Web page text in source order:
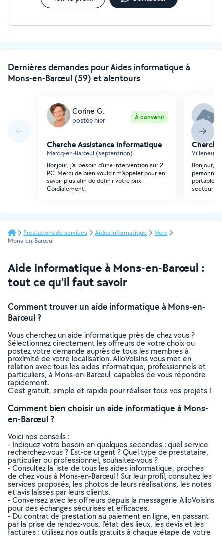
Dernières demandes pour Aides informatique à
Mons-en-Barœul (59) et alentours
Corine G.
postée hier À convenir
Cherche Assistance informatique
Marcq-en-Barœul (septentrion)
Bonjour, j'ai besoin d'une intervention sur 2
PC. Merci de bien vouloir m'appeler pour en
savoir plus afin de définir votre prix.
Cordialement.
Bonjour,
personne
portable
secteur
Prestations de services Aides informatique
Nord
Mons-en-Barœul
Aide informatique à Mons-en-Barœul :
tout ce qu’il faut savoir
Comment trouver un aide informatique à Mons-en-
Barœul ?
Vous cherchez un aide informatique près de chez vous ?
Sélectionnez directement les offreurs de votre choix ou
postez votre demande auprès de tous les membres à
proximité de votre localisation. AlloVoisins vous met en
relation avec tous les aides informatique, professionnels et
particuliers, à Mons-en-Barœul, capables de vous répondre
rapidement.
C’est gratuit, simple et rapide pour réaliser tous vos projets !
Comment bien choisir un aide informatique à Mons-
en-Barœul ?
Voici nos conseils :
- Indiquez votre besoin en quelques secondes : quel service
recherchez-vous ? Est-ce urgent ? Quel type de prestataire,
particulier ou professionnel, souhaitez-vous ?
- Consultez la liste de tous les aides informatique, proches
de chez vous à Mons-en-Barœul ! Sur leur profil, consultez les
services proposés, les photos de leurs réalisations, les notes
et avis laissés par leurs clients.
- Conversez avec les offreurs depuis la messagerie AlloVoisins
pour des échanges sécurisés et efficaces.
- Du contrat de prestation au paiement en ligne, en passant
par la prise de rendez-vous, l’état des lieux, les devis et les
factures : utilisez nos outils gratuits à chaque étape de votre